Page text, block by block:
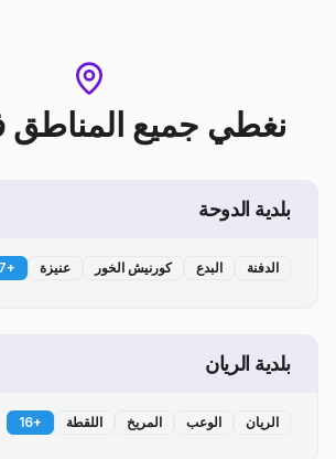
نغطي جميع المناطق
بلدية الدوحة
الدفنة البدع كورنيش الخور عنيزة +
بلدية الريان
الريان الوعب المريخ اللقطة +
16